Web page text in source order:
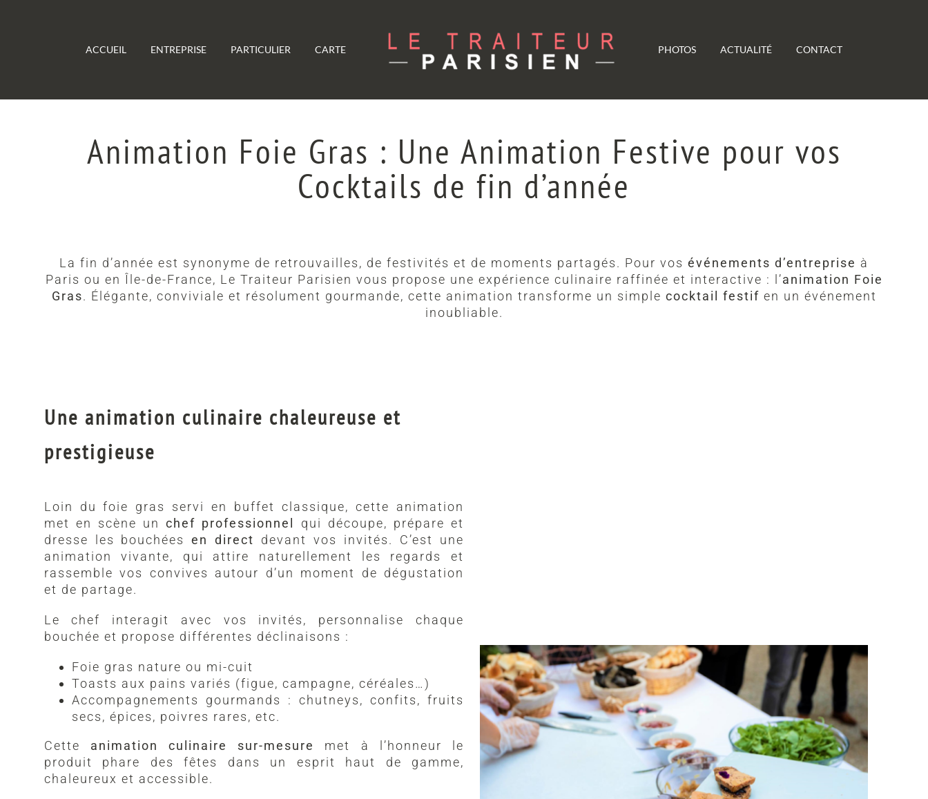
ACCUEIL ENTREPRISE PARTICULIER CARTE PHOTOS ACTUALITÉ CONTACT
Animation Foie Gras : Une Animation Festive pour vos
Cocktails de fin d’année
La fin d’année est synonyme de retrouvailles, de festivités et de moments partagés. Pour vos événements d’entreprise à
Paris ou en Île-de-France, Le Traiteur Parisien vous propose une expérience culinaire raffinée et interactive : l’animation Foie
Gras. Élégante, conviviale et résolument gourmande, cette animation transforme un simple cocktail festif en un événement
inoubliable.
Une animation culinaire chaleureuse et
prestigieuse
Loin du foie gras servi en buffet classique, cette animation
met en scène unchef professionnel
qui découpe, prépare et
dresse les bouchéesen direct
devant vos invités. C’est une
animation vivante, qui attire naturellement les regards et
rassemble vos convives autour d’un moment de dégustation
et de partage.
Le chef interagit avec vos invités, personnalise chaque
bouchée et propose différentes déclinaisons :
Foie gras nature ou mi-cuit
Toasts aux pains variés (figue, campagne, céréales…)
Accompagnements gourmands : chutneys, confits, fruits
secs, épices, poivres rares, etc.
Cette animation culinaire sur-mesure
met à l’honneur le
produit phare des fêtes dans un esprit haut de gamme,
chaleureux et accessible.